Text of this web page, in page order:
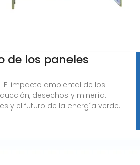
de los paneles
El impacto ambiental de los
desechos y minería.
y el futuro de la energía verde.